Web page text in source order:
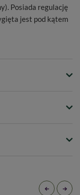
Posiada regulację
jest pod kątem